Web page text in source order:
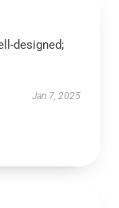
designed;
Jan 7, 2025